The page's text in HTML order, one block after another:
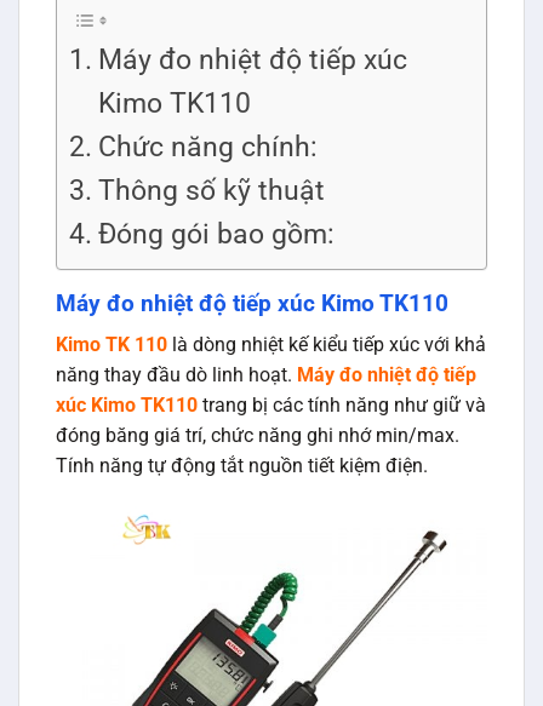
Máy đo nhiệt độ tiếp xúc
Kimo TK110
Chức năng chính:
Thông số kỹ thuật
Đóng gói bao gồm:
Máy đo nhiệt độ tiếp xúc Kimo TK110
Kimo TK 110 là dòng nhiệt kế kiểu tiếp xúc với khả
năng thay đầu dò linh hoạt. Máy đo nhiệt độ tiếp
xúc Kimo TK110 trang bị các tính năng như giữ và
đóng băng giá trí, chức năng ghi nhớ min/max.
Tính năng tự động tắt nguồn tiết kiệm điện.